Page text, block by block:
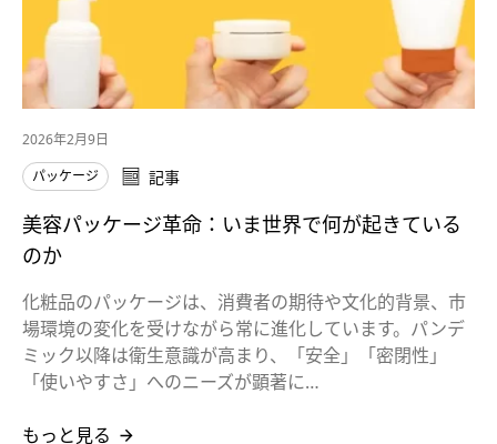
2026年2月9日
パッケージ
記事
美容パッケージ革命：いま世界で何が起きている
のか
化粧品のパッケージは、消費者の期待や文化的背景、市
場環境の変化を受けながら常に進化しています。パンデ
ミック以降は衛生意識が高まり、「安全」「密閉性」
「使いやすさ」へのニーズが顕著に…
もっと見る